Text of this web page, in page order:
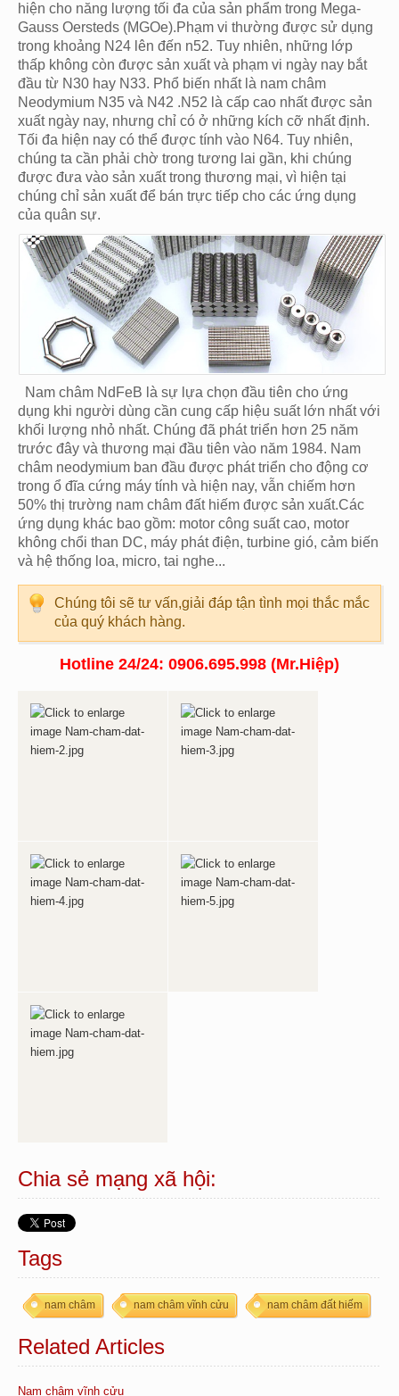
hiện cho năng lượng tối đa của sản phẩm trong Mega-
Gauss Oersteds (MGOe).Phạm vi thường được sử dụng
trong khoảng N24 lên đến n52. Tuy nhiên, những lớp
thấp không còn được sản xuất và phạm vi ngày nay bắt
đầu từ N30 hay N33. Phổ biến nhất là nam châm
Neodymium N35 và N42 .N52 là cấp cao nhất được sản
xuất ngày nay, nhưng chỉ có ở những kích cỡ nhất định.
Tối đa hiện nay có thể được tính vào N64. Tuy nhiên,
chúng ta cần phải chờ trong tương lai gần, khi chúng
được đưa vào sản xuất trong thương mại, vì hiện tại
chúng chỉ sản xuất để bán trực tiếp cho các ứng dụng
của quân sự.
Nam châm NdFeB là sự lựa chọn đầu tiên cho ứng
dụng khi người dùng cần cung cấp hiệu suất lớn nhất với
khối lượng nhỏ nhất. Chúng đã phát triển hơn 25 năm
trước đây và thương mại đầu tiên vào năm 1984. Nam
châm neodymium ban đầu được phát triển cho động cơ
trong ổ đĩa cứng máy tính và hiện nay, vẫn chiếm hơn
50% thị trường nam châm đất hiếm được sản xuất.Các
ứng dụng khác bao gồm: motor công suất cao, motor
không chổi than DC, máy phát điện, turbine gió, cảm biến
và hệ thống loa, micro, tai nghe...
Chúng tôi sẽ tư vấn,giải đáp tận tình mọi thắc mắc
của quý khách hàng.
Hotline 24/24: 0906.695.998 (Mr.Hiệp)
Chia sẻ mạng xã hội:
Tags
nam châm nam châm vĩnh cửu nam châm đất hiếm
Related Articles
Nam châm vĩnh cửu